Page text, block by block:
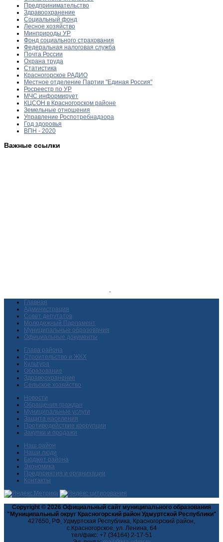
Предпринимательство
Здравоохранение
Социальный фонд
Лесное хозяйство
Минприроды УР
Фонд социального страхования
Федеральная налоговая служба
Почта России
Охрана труда
Статистика
Красногорское РАДИО
Местное отделение Партии "Единая Россия"
Росреестр по УР
МЧС информирует
КЦСОН в Красногорском районе
Земельные отношения
Управление Роспотребнадзора
Год здоровья
ВПН - 2020
Важные ссылки
Главная
Администрация
Совет депутатов
Молодежный Парламент
Муниципальные образования
Официальные документы
Глава района
Строительство и ЖКХ
Культура
Образование
Здравоохранение
Сельское хозяйство
Новости
Обращения граждан
Муниципальные услуги
Защита населения
Противодействие коррупции
Закупки и продажи
Наш район
Наши люди
Бюджет района
Экономика
Предприятия и организации
Контакты
Copyright © 2026 Официальный сайт муниципального образования
"Муниципальный округ Красногорский район Удмуртской Республики"
427650, РФ, Удмуртская Республика, Красногорский район,
с.Красногорское, ул. Ленина, 64
тел/факс: +7 (34164) 2-17-51